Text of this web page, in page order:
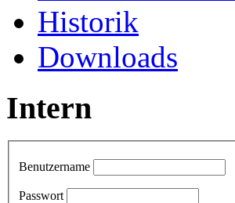
Historik
Downloads
Intern
Benutzername
Passwort